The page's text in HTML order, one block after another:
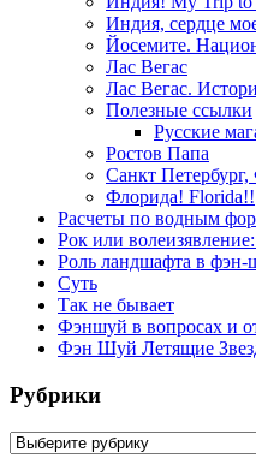
Индия, сердце
Йосемите.
Лас Вегас
Лас Вегас.
Полезные ссылки
Русские
Ростов Папа
Санкт
Флорида! Florida!!
Расчеты по водным
Рок или
Роль ландшафта в фэн-
Суть
Так не бывает
Фэншуй в вопросах и
Фэн Шуй Летящие
Рубрики
Рубрики